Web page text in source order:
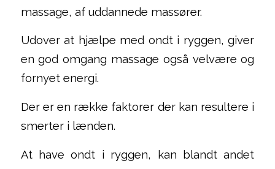
massage, af uddannede massører.
Udover at hjælpe med ondt i ryggen, giver
en god omgang massage også velvære og
fornyet energi.
Der er en række faktorer der kan resultere i
smerter i lænden.
At have ondt i ryggen, kan blandt andet